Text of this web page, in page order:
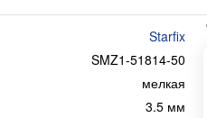
Starfix
SMZ1-51814-50
мелкая
3.5 мм